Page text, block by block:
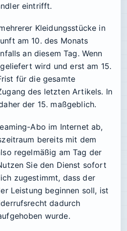
eintrifft.
Kleidungsstücke in
am 10. des Monats
an diesem Tag. Wenn
wird und erst am 15.
für die gesamte
des letzten Artikels. In
der 15. maßgeblich.
Abo im Internet ab,
bereits mit dem
regelmäßig am Tag der
Sie den Dienst sofort
zugestimmt, dass der
Leistung beginnen soll, ist
dadurch
wurde.